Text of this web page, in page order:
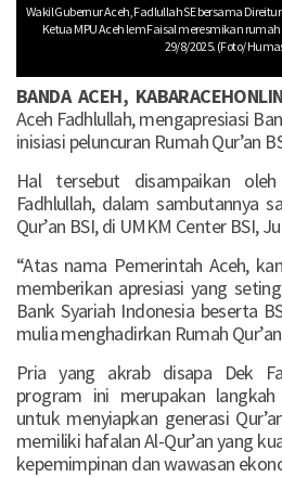
Wakil Gubernur Aceh, Fadlullah SE bersama
Ketua MPU Aceh lem Faisal meresmikan rumah
29/8/2025. (Foto/
BANDA ACEH,
Aceh Fadhlullah, mengapresiasi
inisiasi peluncuran Rumah Qur’an
Hal tersebut disampaikan
Fadhlullah, dalam sambutannya
Qur’an BSI, di UMKM Center BSI,
“Atas nama Pemerintah Aceh,
memberikan apresiasi yang
Bank Syariah Indonesia beserta
mulia menghadirkan Rumah
Pria yang akrab disapa Dek
program ini merupakan
untuk menyiapkan generasi
memiliki hafalan Al-Qur’an yang
kepemimpinan dan wawasan